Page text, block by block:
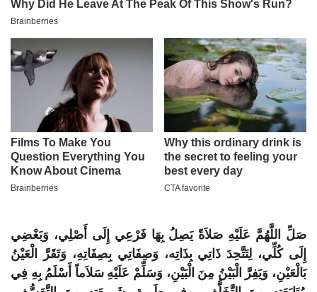
صَلِّ اللَّهُمَّ عَلَيْهِ صَلاَةً يَصِلُ بِهَا فَرْعِي إِلَى أَصْلِي، وَبَعْضِي
إِلَى كُلِّي، لِتَتَّحِدَ ذَاتِي بِذَاتِه، وَصِفَاتِي بِصِفَاتِهِ، وَتَقَرَّ الْعَيْنُ
بَالْعَيْنِ، وَيَفِرَّ الْبَيْنُ مِنَ الْبَيْنِ، وَسَلِّمْ عَلَيْهِ سَلاَماً أَسْلَمُ بِهِ فِي